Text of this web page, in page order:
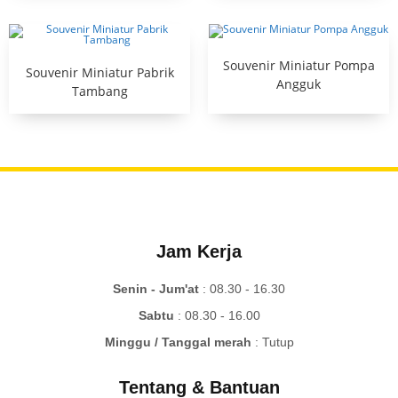
Souvenir Miniatur Pabrik
Tambang
Souvenir Miniatur Pompa
Angguk
Jam Kerja
Senin - Jum'at : 08.30 - 16.30
Sabtu : 08.30 - 16.00
Minggu / Tanggal merah : Tutup
Tentang & Bantuan